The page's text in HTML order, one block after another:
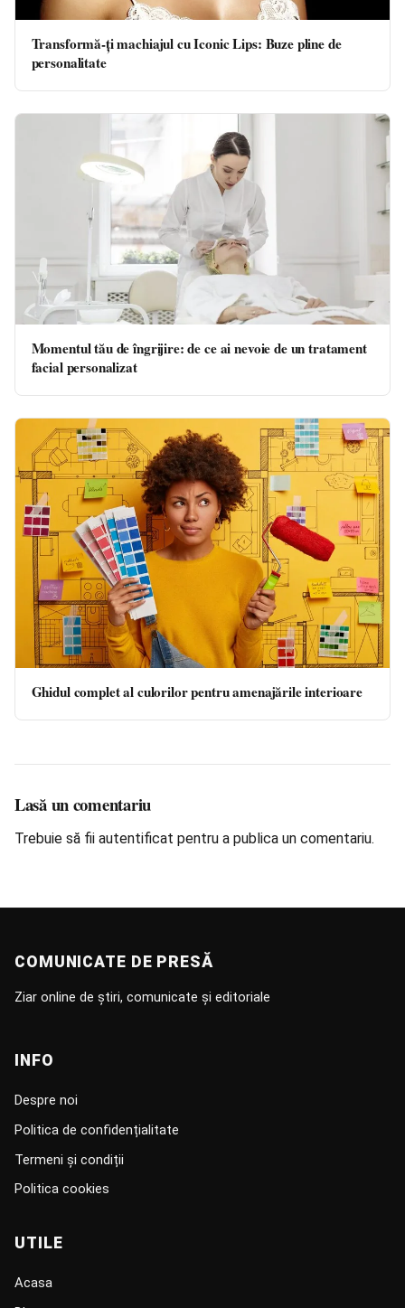
Transformă-ți machiajul cu Iconic Lips: Buze pline de
personalitate
Momentul tău de îngrijire: de ce ai nevoie de un tratament
facial personalizat
Ghidul complet al culorilor pentru amenajările interioare
Lasă un comentariu
Trebuie să fii autentificat pentru a publica un comentariu.
COMUNICATE DE PRESĂ
Ziar online de știri, comunicate și editoriale
INFO
Despre noi
Politica de confidențialitate
Termeni și condiții
Politica cookies
UTILE
Acasa